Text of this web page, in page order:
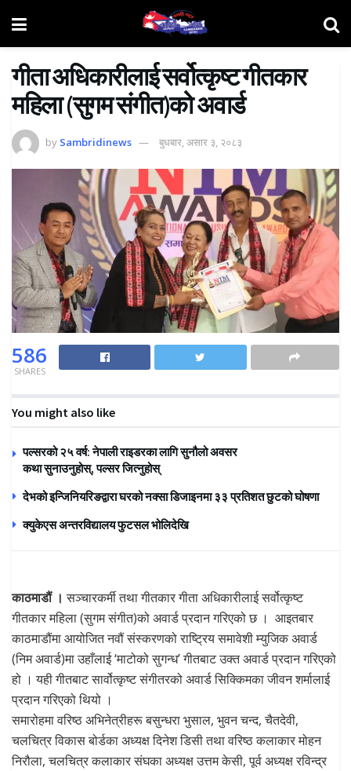
गीता अधिकारीलाई सर्वोत्कृष्ट गीतकार
महिला (सुगम संगीत)को अवार्ड
by Sambridinews बुधबार, असार ३, २०८३
586
SHARES
You might also like
पल्सरको २५ वर्ष: नेपाली राइडरका लागि सुनौलो अवसर
कथा सुनाउनुहोस्, पल्सर जित्नुहोस्
देभको इन्जिनियरिङद्वारा घरको नक्सा डिजाइनमा ३३ प्रतिशत छुटको घोषणा
क्युकेएस अन्तरविद्यालय फुटसल भोलिदेखि
काठमाडौं । सञ्चारकर्मी तथा गीतकार गीता अधिकारीलाई सर्वोत्कृष्ट
गीतकार महिला (सुगम संगीत)को अवार्ड प्रदान गरिएको छ । आइतबार
काठमाडौंमा आयोजित नवौं संस्करणको राष्ट्रिय समावेशी म्युजिक अवार्ड
(निम अवार्ड)मा उहाँलाई ‘माटोको सुगन्ध’ गीतबाट उक्त अवार्ड प्रदान गरिएको
हो । यही गीतबाट सार्वोत्कृष्ट संगीतरको अवार्ड सिक्किमका जीवन शर्मालाई
प्रदान गरिएको थियो ।
समारोहमा वरिष्ठ अभिनेत्रीहरू बसुन्धरा भुसाल, भुवन चन्द, चैतदेवी,
चलचित्र विकास बोर्डका अध्यक्ष दिनेश डिसी तथा वरिष्ठ कलाकार मोहन
निरौला, चलचित्र कलाकार संघका अध्यक्ष उत्तम केसी, पूर्व अध्यक्ष रविन्द्र